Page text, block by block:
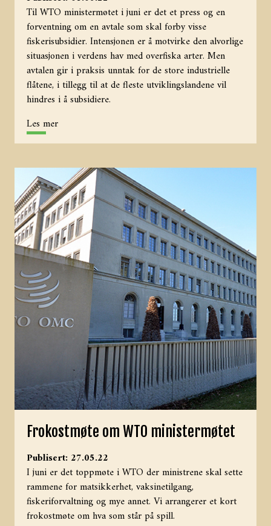
Til WTO ministermøtet i juni er det et press og en
forventning om en avtale som skal forby visse
fiskerisubsidier. Intensjonen er å motvirke den alvorlige
situasjonen i verdens hav med overfiska arter. Men
avtalen gir i praksis unntak for de store industrielle
flåtene, i tillegg til at de fleste utviklingslandene vil
hindres i å subsidiere.
Les mer
Frokostmøte om WTO ministermøtet
Publisert: 27.05.22
I juni er det toppmøte i WTO der ministrene skal sette
rammene for matsikkerhet, vaksinetilgang,
fiskeriforvaltning og mye annet. Vi arrangerer et kort
frokostmøte om hva som står på spill.